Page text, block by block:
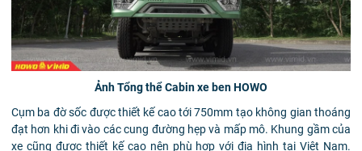
Ảnh Tổng thể Cabin xe ben HOWO
Cụm ba đờ sốc được thiết kế cao tới 750mm tạo không gian thoáng
đạt hơn khi đi vào các cung đường hẹp và mấp mô. Khung gầm của
xe cũng được thiết kế cao nên phù hợp với địa hình tại Việt Nam.